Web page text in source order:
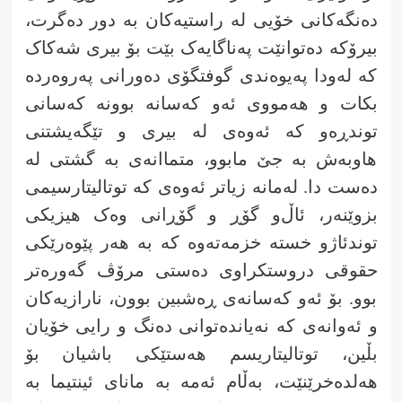
دەنگەکانی خۆیی لە راستیەکان بە دور دەگرت،
بیرۆکە دەتوانێت پەناگایەک بێت بۆ بیری شەکاک
کە لەودا پەیوەندی گوفتگۆی دەورانی پەروەردە
بکات و هەمووی ئەو کەسانە بوونە کەسانی
توندڕەو کە ئەوەی لە بیری و تێگەیشتنی
هاوبەش بە جێ مابوو، متماانەی بە گشتی لە
دەست دا. لەمانە زیاتر ئەوەی کە توتالیتارسیمی
بزوێنەر، ئاڵ‌و گۆڕ و گۆڕانی وەک هیزیکی
توندئاژو خستە خزمەتەوە کە بە هەر پێوەرێکی
حقوقی دروستکراوی دەستی مرۆڤ گەورەتر
بوو. بۆ ئەو کەسانەی ڕەشبین بوون، نارازیەکان
و ئەوانەی کە نەیاندەتوانی دەنگ و رایی خۆیان
بڵین، توتالیتاریسم هەستێکی باشیان بۆ
هەلدەخرێنێت، بەڵام ئەمە بە مانای ئینتیما بە